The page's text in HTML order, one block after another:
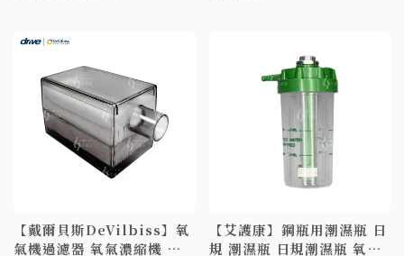
【戴爾貝斯DeVilbiss】氧
氣機過濾器 氧氣濃縮機 氧
【艾護康】鋼瓶用潮濕瓶 日
規 潮濕瓶 日規潮濕瓶 氧氣